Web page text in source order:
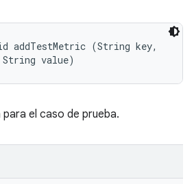
addTestMetric (String key,
value)
el caso de prueba.